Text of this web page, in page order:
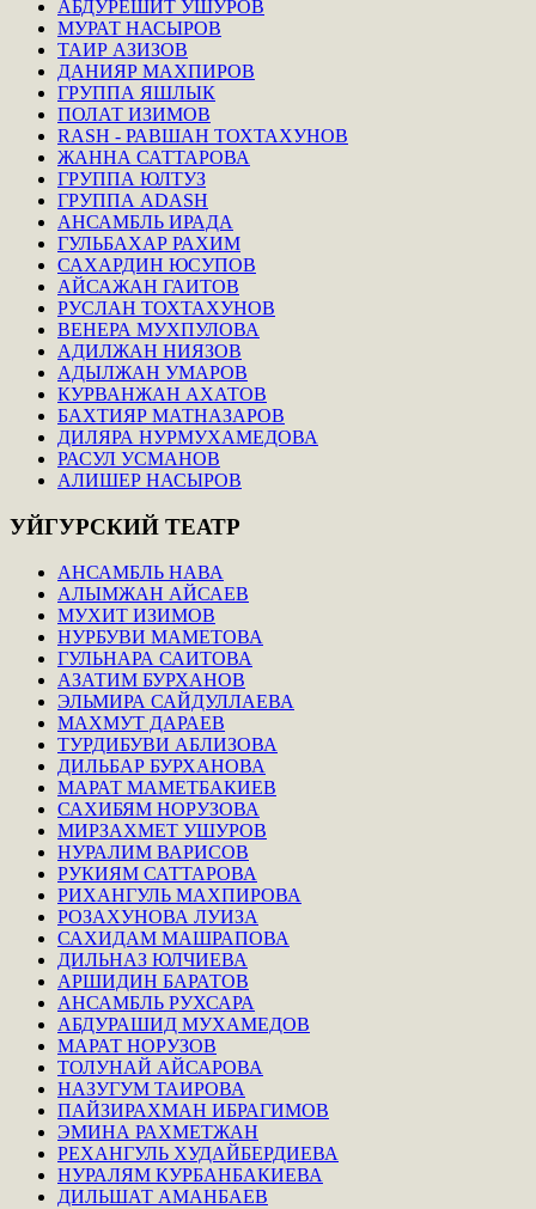
АБДУРЕШИТ УШУРОВ
МУРАТ НАСЫРОВ
ТАИР АЗИЗОВ
ДАНИЯР МАХПИРОВ
ГРУППА ЯШЛЫК
ПОЛАТ ИЗИМОВ
RASH - РАВШАН ТОХТАХУНОВ
ЖАННА САТТАРОВА
ГРУППА ЮЛТУЗ
ГРУППА ADASH
АНСАМБЛЬ ИРАДА
ГУЛЬБАХАР РАХИМ
САХАРДИН ЮСУПОВ
АЙСАЖАН ГАИТОВ
РУСЛАН ТОХТАХУНОВ
ВЕНЕРА МУХПУЛОВА
АДИЛЖАН НИЯЗОВ
АДЫЛЖАН УМАРОВ
КУРВАНЖАН АХАТОВ
БАХТИЯР МАТНАЗАРОВ
ДИЛЯРА НУРМУХАМЕДОВА
РАСУЛ УСМАНОВ
АЛИШЕР НАСЫРОВ
УЙГУРСКИЙ ТЕАТР
АНСАМБЛЬ НАВА
АЛЫМЖАН АЙСАЕВ
МУХИТ ИЗИМОВ
НУРБУВИ МАМЕТОВА
ГУЛЬНАРА САИТОВА
АЗАТИМ БУРХАНОВ
ЭЛЬМИРА САЙДУЛЛАЕВА
МАХМУТ ДАРАЕВ
ТУРДИБУВИ АБЛИЗОВА
ДИЛЬБАР БУРХАНОВА
МАРАТ МАМЕТБАКИЕВ
САХИБЯМ НОРУЗОВА
МИРЗАХМЕТ УШУРОВ
НУРАЛИМ ВАРИСОВ
РУКИЯМ САТТАРОВА
РИХАНГУЛЬ МАХПИРОВА
РОЗАХУНОВА ЛУИЗА
САХИДАМ МАШРАПОВА
ДИЛЬНАЗ ЮЛЧИЕВА
АРШИДИН БАРАТОВ
АНСАМБЛЬ РУХСАРА
АБДУРАШИД МУХАМЕДОВ
МАРАТ НОРУЗОВ
ТОЛУНАЙ АЙСАРОВА
НАЗУГУМ ТАИРОВА
ПАЙЗИРАХМАН ИБРАГИМОВ
ЭМИНА РАХМЕТЖАН
РЕХАНГУЛЬ ХУДАЙБЕРДИЕВА
НУРАЛЯМ КУРБАНБАКИЕВА
ДИЛЬШАТ АМАНБАЕВ